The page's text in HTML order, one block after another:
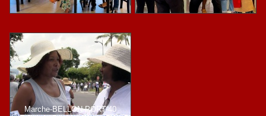
Marche-BELLON-PORT-40